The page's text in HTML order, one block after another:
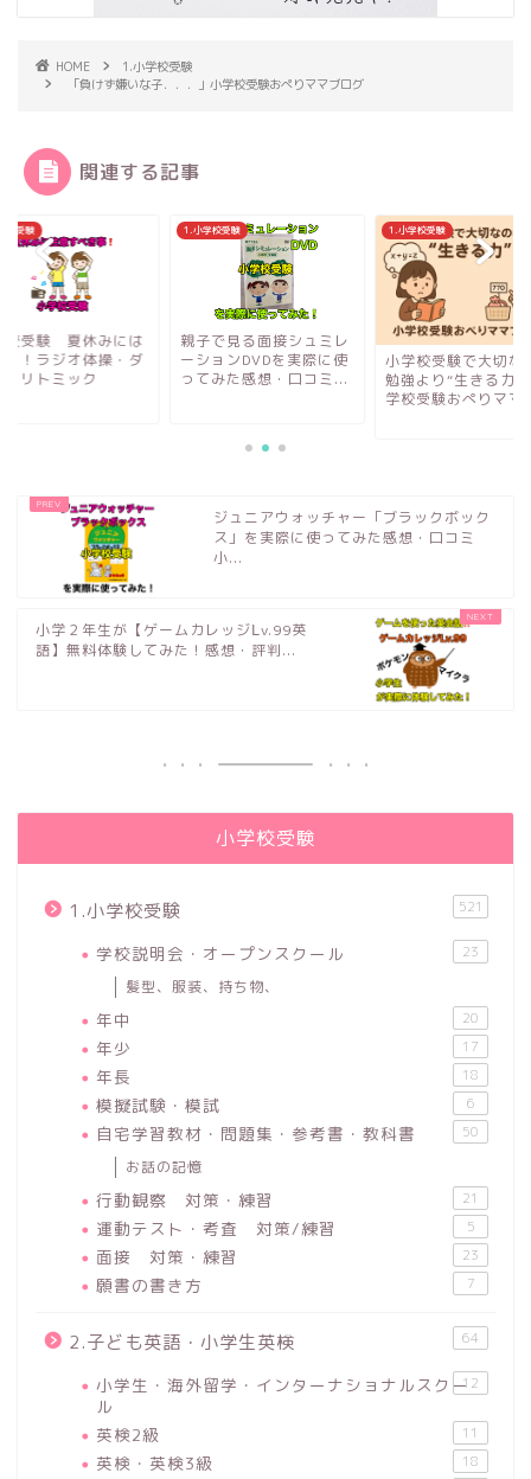
HOME
1.小学校受験
「負けず嫌いな子．．．」小学校受験おぺりママブログ
関連する記事
学校受験
子で見る面接シュミレ
ションDVDを実際に使
てみた感想・口コミ...
1.小学校受験
小学校受験で大切なのは
勉強より“生きる力”？小
1.小学校受験
小学校受験 夏休
運動を！ラジオ体
ンス・リトミック
ジュニアウォッチャー「ブラックボック
ス」を実際に使ってみた感想・口コミ
小...
小学２年生が【ゲームカレッジⅬv.99英
語】無料体験してみた！感想・評判...
小学校受験
1.小学校受験 521
学校説明会・オープンスクール 23
髪型、服装、持ち物、
年中 20
年少 17
年長 18
模擬試験・模試 6
自宅学習教材・問題集・参考書・教科書 50
お話の記憶
行動観察 対策・練習 21
運動テスト・考査 対策/練習 5
面接 対策・練習 23
願書の書き方 7
2.子ども英語・小学生英検 64
小学生・海外留学・インターナショナルスクー
ル
12
英検2級 11
英検・英検3級 18